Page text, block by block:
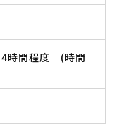
時間程度 (時間